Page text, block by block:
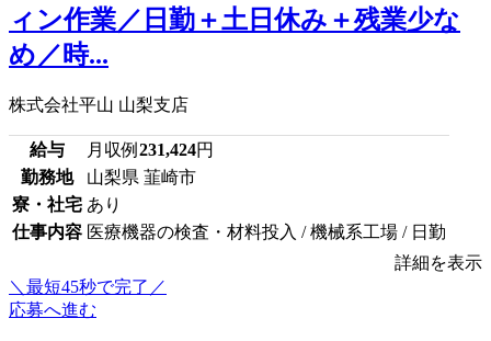
ィン作業／日勤＋土日休み＋残業少な
め／時...
株式会社平山 山梨支店
給与 月収例 231,424円
勤務地
山梨県 韮崎市
寮・社宅 あり
仕事内容 医療機器の検査・材料投入 / 機械系工場 / 日勤
詳細を表示
＼最短45秒で完了／
応募へ進む